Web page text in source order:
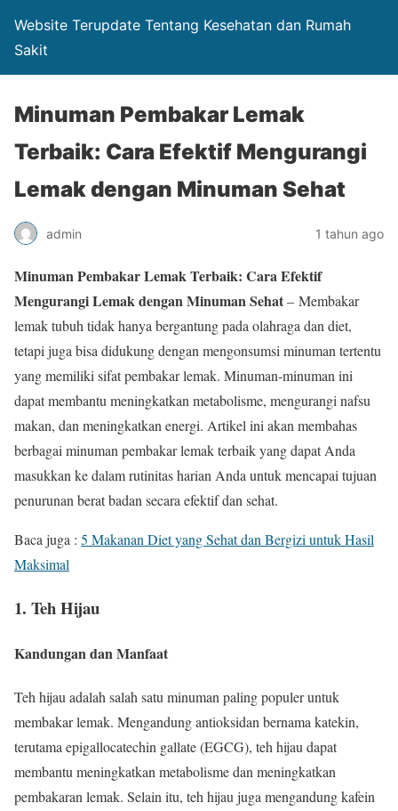
Website Terupdate Tentang Kesehatan dan Rumah
Sakit
Minuman Pembakar Lemak
Terbaik: Cara Efektif Mengurangi
Lemak dengan Minuman Sehat
admin 1 tahun ago
Minuman Pembakar Lemak Terbaik: Cara Efektif
Mengurangi Lemak dengan Minuman Sehat– Membakar
lemak tubuh tidak hanya bergantung pada olahraga dan diet,
tetapi juga bisa didukung dengan mengonsumsi minuman tertentu
yang memiliki sifat pembakar lemak. Minuman-minuman ini
dapat membantu meningkatkan metabolisme, mengurangi nafsu
makan, dan meningkatkan energi. Artikel ini akan membahas
berbagai minuman pembakar lemak terbaik yang dapat Anda
masukkan ke dalam rutinitas harian Anda untuk mencapai tujuan
penurunan berat badan secara efektif dan sehat.
Baca juga : 5 Makanan Diet yang Sehat dan Bergizi untuk Hasil
Maksimal
1. Teh Hijau
Kandungan dan Manfaat
Teh hijau adalah salah satu minuman paling populer untuk
membakar lemak. Mengandung antioksidan bernama katekin,
terutama epigallocatechin gallate (EGCG), teh hijau dapat
membantu meningkatkan metabolisme dan meningkatkan
pembakaran lemak. Selain itu, teh hijau juga mengandung kafein